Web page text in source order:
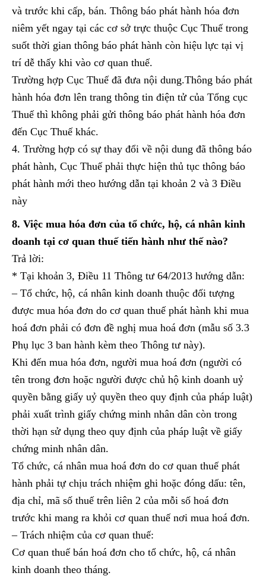
và trước khi cấp, bán. Thông báo phát hành hóa đơn
niêm yết ngay tại các cơ sở trực thuộc Cục Thuế trong
suốt thời gian thông báo phát hành còn hiệu lực tại vị
trí dễ thấy khi vào cơ quan thuế.
Trường hợp Cục Thuế đã đưa nội dung.Thông báo phát
hành hóa đơn lên trang thông tin điện tử của Tổng cục
Thuế thì không phải gửi thông báo phát hành hóa đơn
đến Cục Thuế khác.
4. Trường hợp có sự thay đổi về nội dung đã thông báo
phát hành, Cục Thuế phải thực hiện thủ tục thông báo
phát hành mới theo hướng dẫn tại khoản 2 và 3 Điều
này
8. Việc mua hóa đơn của tổ chức, hộ, cá nhân kinh
doanh tại cơ quan thuế tiến hành như thế nào?
Trả lời:
* Tại khoản 3, Điều 11 Thông tư 64/2013 hướng dẫn:
– Tổ chức, hộ, cá nhân kinh doanh thuộc đối tượng
được mua hóa đơn do cơ quan thuế phát hành khi mua
hoá đơn phải có đơn đề nghị mua hoá đơn (mẫu số 3.3
Phụ lục 3 ban hành kèm theo Thông tư này).
Khi đến mua hóa đơn, người mua hoá đơn (người có
tên trong đơn hoặc người được chủ hộ kinh doanh uỷ
quyền bằng giấy uỷ quyền theo quy định của pháp luật)
phải xuất trình giấy chứng minh nhân dân còn trong
thời hạn sử dụng theo quy định của pháp luật về giấy
chứng minh nhân dân.
Tổ chức, cá nhân mua hoá đơn do cơ quan thuế phát
hành phải tự chịu trách nhiệm ghi hoặc đóng dấu: tên,
địa chỉ, mã số thuế trên liên 2 của mỗi số hoá đơn
trước khi mang ra khỏi cơ quan thuế nơi mua hoá đơn.
– Trách nhiệm của cơ quan thuế:
Cơ quan thuế bán hoá đơn cho tổ chức, hộ, cá nhân
kinh doanh theo tháng.